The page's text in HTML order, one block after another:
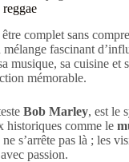
complet sans
fascinant
musique, sa cuisine
mémorable.
Bob Marley, est le
historiques comme le
s’arrête pas là ; les
passion.